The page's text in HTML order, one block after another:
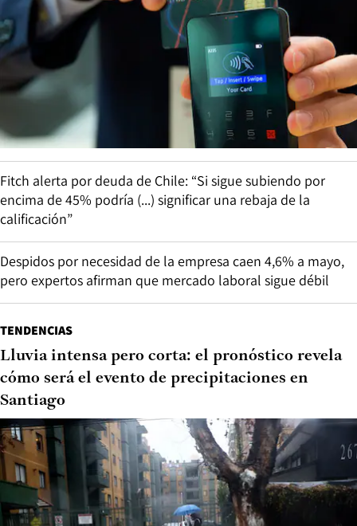
Fitch alerta por deuda de Chile: “Si sigue subiendo por
encima de 45% podría (...) significar una rebaja de la
calificación”
Despidos por necesidad de la empresa caen 4,6% a mayo,
pero expertos afirman que mercado laboral sigue débil
TENDENCIAS
Lluvia intensa pero corta: el pronóstico revela
cómo será el evento de precipitaciones en
Santiago